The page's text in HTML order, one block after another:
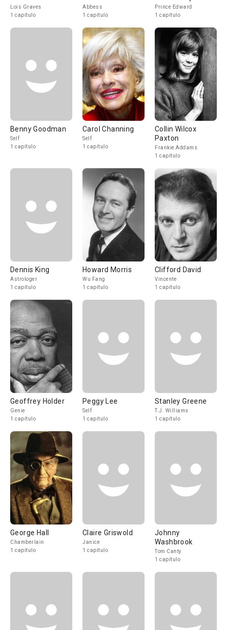
Lois Graves
1 capítulo
Abbess
1 capítulo
Prince Edward
1 capítulo
Benny Goodman
Self
1 capítulo
Carol Channing
Self
1 capítulo
Collin Wilcox
Paxton
Frankie Addams
1 capítulo
Dennis King
Astrologer
1 capítulo
Howard Morris
Wu Fang
1 capítulo
Clifford David
Vincente
1 capítulo
Geoffrey Holder
Genie
1 capítulo
Peggy Lee
Self
1 capítulo
Stanley Greene
T.J. Williams
1 capítulo
George Hall
Chamberlain
1 capítulo
Claire Griswold
Janice
1 capítulo
Johnny
Washbrook
Tom Canty
1 capítulo